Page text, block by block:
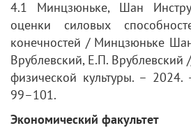
4.1 Минцзюньке, Шан
оценки силовых
конечностей / Минцзюньке
Врублевский, Е.П. Врублевский
физической культуры. –
99–101.
Экономический факультет